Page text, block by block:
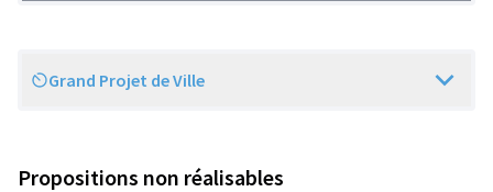
Scope
Grand Projet de Ville
Propositions non réalisables